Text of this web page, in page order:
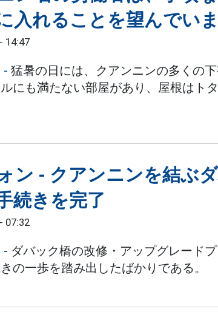
入れることを望んでいま
14:47
- 猛暑の日には、クアンニンの多くの
にも満たない部屋があり、屋根はト
ン - クアンニンを結ぶ
続きを完了
07:32
- ダバック橋の改修・アップグレード
の一歩を踏み出したばかりである。